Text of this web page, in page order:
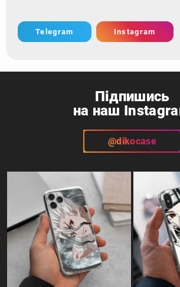
Telegram Instagram
Підпишись
на наш
@dikocase